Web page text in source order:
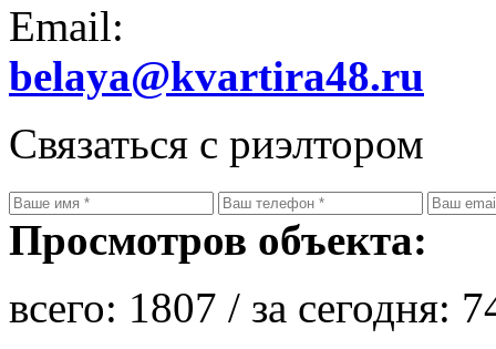
Email:
belaya@kvartira48.ru
Связаться с риэлтором
Просмотров объекта:
всего: 1807 / за сегодня: